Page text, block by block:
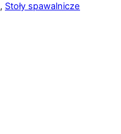
, Stoły spawalnicze